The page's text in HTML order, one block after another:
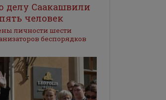
делу Саакашвили
человек
личности шести
беспорядков